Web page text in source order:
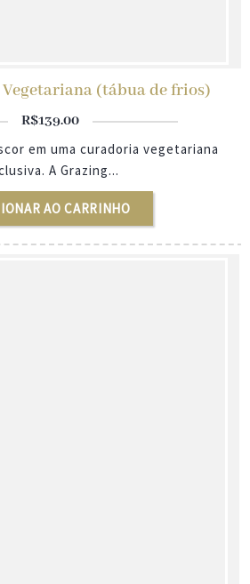
(tábua de frios)
R$139.00
em uma curadoria vegetariana
A Grazing...
AO CARRINHO